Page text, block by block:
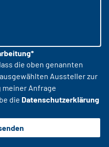
die oben genannten
Aussteller zur
meiner Anfrage
die Datenschutzerklärung